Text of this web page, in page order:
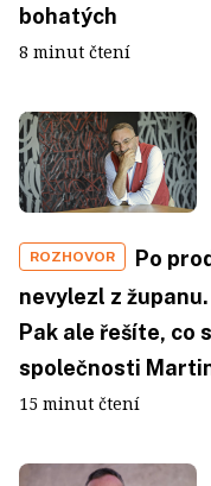
bohatých
8 minut čtení
ROZHOVOR
Po
nevylezl z
Pak ale řešíte, co
společnosti
15 minut čtení